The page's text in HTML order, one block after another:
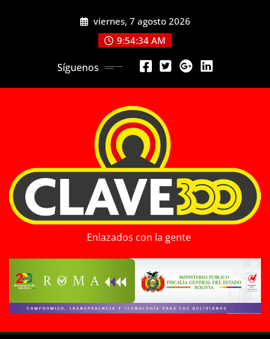
viernes, 7 agosto 2026
9:54:35 AM
Síguenos
Enlazados con la gente